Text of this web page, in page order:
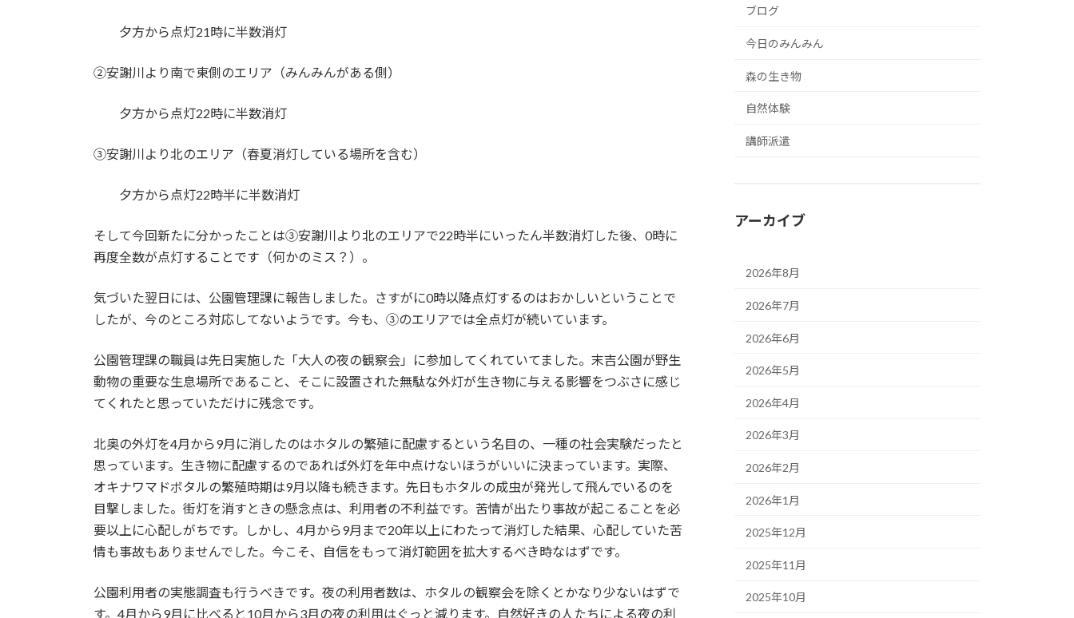
夕方から点灯21時に半数消灯
②安謝川より南で東側のエリア（みんみんがある側）
夕方から点灯22時に半数消灯
③安謝川より北のエリア（春夏消灯している場所を含む）
夕方から点灯22時半に半数消灯
そして今回新たに分かったことは③安謝川より北のエリアで22時半にいったん半数消灯した後、0時に
再度全数が点灯することです（何かのミス？）。
気づいた翌日には、公園管理課に報告しました。さすがに0時以降点灯するのはおかしいということで
したが、今のところ対応してないようです。今も、③のエリアでは全点灯が続いています。
公園管理課の職員は先日実施した「大人の夜の観察会」に参加してくれていてました。末吉公園が野生
動物の重要な生息場所であること、そこに設置された無駄な外灯が生き物に与える影響をつぶさに感じ
てくれたと思っていただけに残念です。
北奥の外灯を4月から9月に消したのはホタルの繁殖に配慮するという名目の、一種の社会実験だったと
思っています。生き物に配慮するのであれば外灯を年中点けないほうがいいに決まっています。実際、
オキナワマドボタルの繁殖時期は9月以降も続きます。先日もホタルの成虫が発光して飛んでいるのを
目撃しました。街灯を消すときの懸念点は、利用者の不利益です。苦情が出たり事故が起こることを必
要以上に心配しがちです。しかし、4月から9月まで20年以上にわたって消灯した結果、心配していた苦
情も事故もありませんでした。今こそ、自信をもって消灯範囲を拡大するべき時なはずです。
公園利用者の実態調査も行うべきです。夜の利用者数は、ホタルの観察会を除くとかなり少ないはずで
す。4月から9月に比べると10月から3月の夜の利用はぐっと減ります。自然好きの人たちによる夜の利
ブログ
今日のみんみん
森の生き物
自然体験
講師派遣
アーカイブ
2026年8月
2026年7月
2026年6月
2026年5月
2026年4月
2026年3月
2026年2月
2026年1月
2025年12月
2025年11月
2025年10月